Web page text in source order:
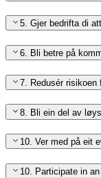
5. Gjer bedrifta di
6. Bli betre på
7. Redusér risikoen
8. Bli ein del av
10. Ver med på eit
10. Participate in